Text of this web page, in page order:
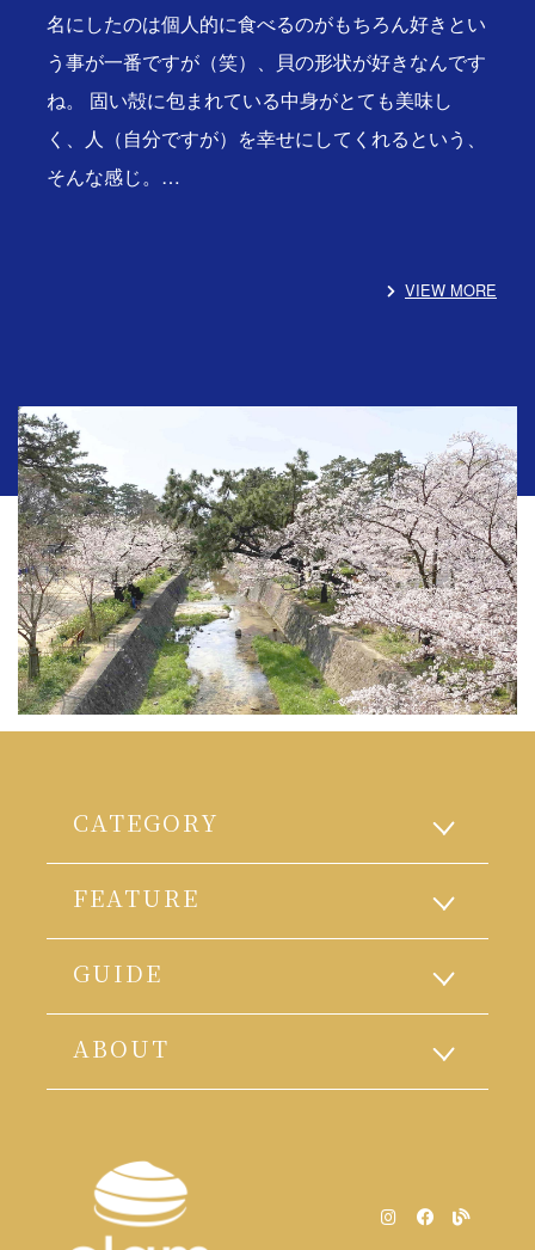
名にしたのは個人的に食べるのがもちろん好きとい
う事が一番ですが（笑）、貝の形状が好きなんです
ね。 固い殻に包まれている中身がとても美味し
く、人（自分ですが）を幸せにしてくれるという、
そんな感じ。…
VIEW MORE
CATEGORY
FEATURE
GUIDE
ABOUT